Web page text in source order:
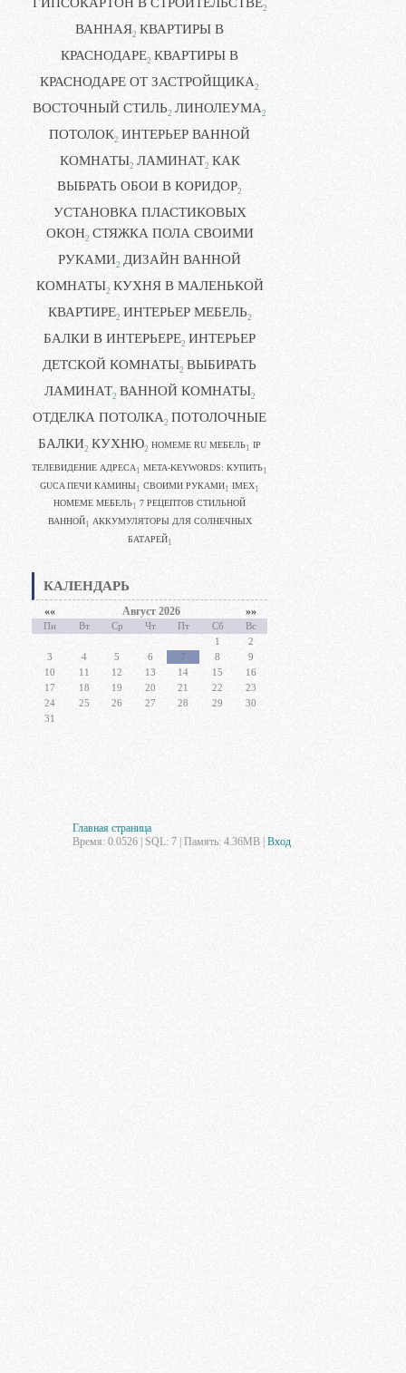
2
ВАННАЯ2 КВАРТИРЫ В
КРАСНОДАРЕ2 КВАРТИРЫ В
КРАСНОДАРЕ ОТ ЗАСТРОЙЩИКА2
ВОСТОЧНЫЙ СТИЛЬ2 ЛИНОЛЕУМА2
ПОТОЛОК2 ИНТЕРЬЕР ВАННОЙ
КОМНАТЫ2 ЛАМИНАТ2 КАК
ВЫБРАТЬ ОБОИ В КОРИДОР2
УСТАНОВКА ПЛАСТИКОВЫХ
ОКОН2 СТЯЖКА ПОЛА СВОИМИ
РУКАМИ2 ДИЗАЙН ВАННОЙ
КОМНАТЫ2 КУХНЯ В МАЛЕНЬКОЙ
КВАРТИРЕ2 ИНТЕРЬЕР МЕБЕЛЬ2
БАЛКИ В ИНТЕРЬЕРЕ2 ИНТЕРЬЕР
ДЕТСКОЙ КОМНАТЫ2 ВЫБИРАТЬ
ЛАМИНАТ2 ВАННОЙ КОМНАТЫ2
ОТДЕЛКА ПОТОЛКА2 ПОТОЛОЧНЫЕ
БАЛКИ2 КУХНЮ2 HOMEME RU МЕБЕЛЬ1 IP
ТЕЛЕВИДЕНИЕ АДРЕСА 1 META-KEYWORDS: КУПИТЬ1
GUCA ПЕЧИ КАМИНЫ1 CВОИМИ РУКАМИ1 IMEX1
HOMEME МЕБЕЛЬ1 7 РЕЦЕПТОВ СТИЛЬНОЙ
ВАННОЙ1 АККУМУЛЯТОРЫ ДЛЯ СОЛНЕЧНЫХ
БАТАРЕЙ1
КАЛЕНДАРЬ
«« Август 2026 »»
Пн Вт Ср Чт Пт Сб
Вс
1
2
3
4 5 6 7 8
9
10
11 12 13 14 15
16
17
18 19 20 21 22
23
24
25 26 27 28 29
30
31
Главная страница
Время: 0.0526 | SQL: 7 | Память: 4.36MB Вход